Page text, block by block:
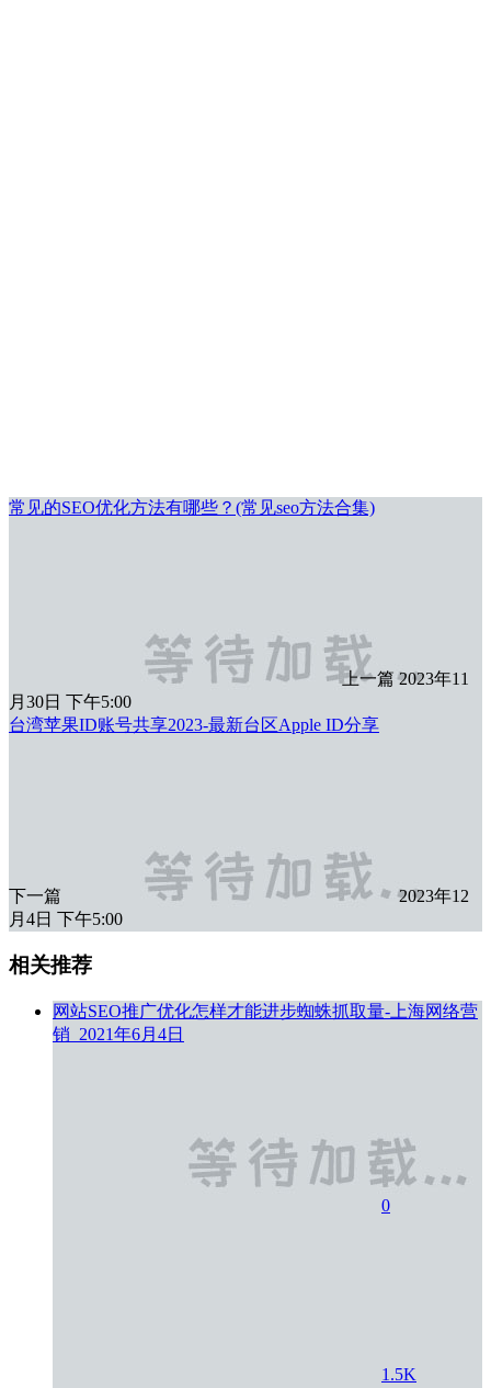
常见的SEO优化方法有哪些？(常见seo方法合集)
上一篇 2023年11
月30日 下午5:00
台湾苹果ID账号共享2023-最新台区Apple ID分享
下一篇
2023年12
月4日 下午5:00
相关推荐
网站SEO推广优化怎样才能进步蜘蛛抓取量-上海网络营
销 ​ 2021年6月4日
0
1.5K